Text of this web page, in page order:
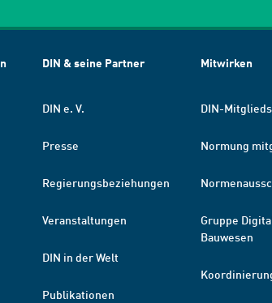
DIN & seine Partner
DIN e. V.
Presse
Regierungsbeziehungen
Veranstaltungen
DIN in der Welt
Publikationen
Mitwirken
DIN-
Normung
Gruppe
Bauwesen